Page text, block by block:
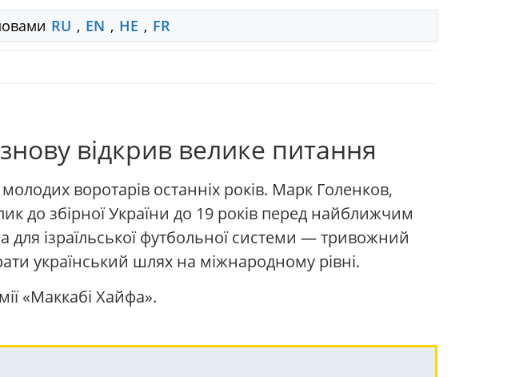
RU , EN , HE , FR
відкрив велике питання
воротарів останніх років. Марк Голенков,
до збірної України до 19 років перед найближчим
ізраїльської футбольної системи — тривожний
український шлях на міжнародному рівні.
«Маккабі Хайфа».